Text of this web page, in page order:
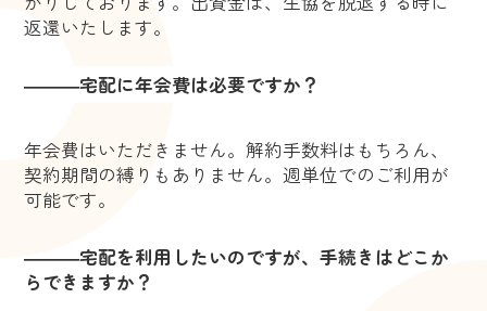
返還いたします。
―――宅配に年会費は必要ですか？
年会費はいただきません。解約手数料はもちろん、
契約期間の縛りもありません。週単位でのご利用が
可能です。
―――宅配を利用したいのですが、手続きはどこか
らできますか？